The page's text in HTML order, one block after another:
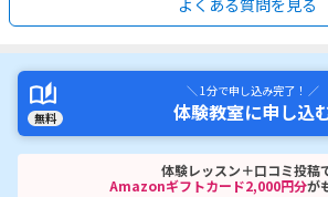
よくある質問を見る
無料
＼ 1分で申し込み完了！ ／
体験教室に申し込
体験レッスン＋口コミ投稿
Amazonギフトカード2,000円分が